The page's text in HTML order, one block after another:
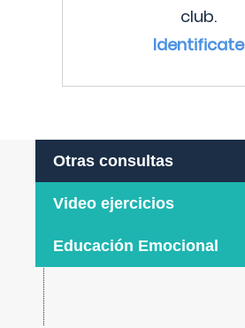
club.
Identificate
Otras consultas
Video ejercicios
Educación Emocional